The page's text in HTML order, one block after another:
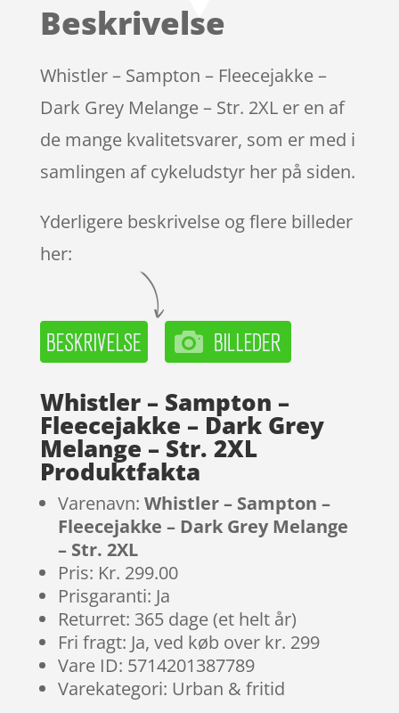
på
mmelser
Beskrivelse
Whistler – Sampton – Fleecejakke –
Dark Grey Melange – Str. 2XL er en af
de mange kvalitetsvarer, som er med i
samlingen af cykeludstyr her på siden.
Yderligere beskrivelse og flere billeder
her:
Whistler – Sampton –
Fleecejakke – Dark Grey
Melange – Str. 2XL
Produktfakta
Varenavn: Whistler – Sampton –
Fleecejakke – Dark Grey Melange
– Str. 2XL
Pris: Kr. 299.00
Prisgaranti: Ja
Returret: 365 dage (et helt år)
Fri fragt: Ja, ved køb over kr. 299
Vare ID: 5714201387789
Varekategori: Urban & fritid